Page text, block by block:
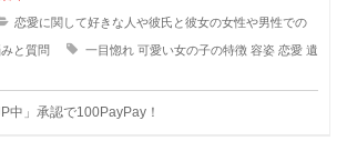
恋愛に関して好きな人や彼氏と彼女の女性や男性での
と質問 一目惚れ 可愛い女の子の特徴 容姿 恋愛 遺
中」承認で100PayPay！